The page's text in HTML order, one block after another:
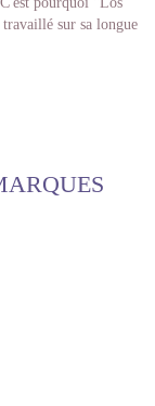
travaillé sur sa longue
poupées.
améliorer
Ils apprendront en
à sa fiche
les dernières
entier et nous
les 24 à 48 heures.
est gratuite.
Barriguitas», vous